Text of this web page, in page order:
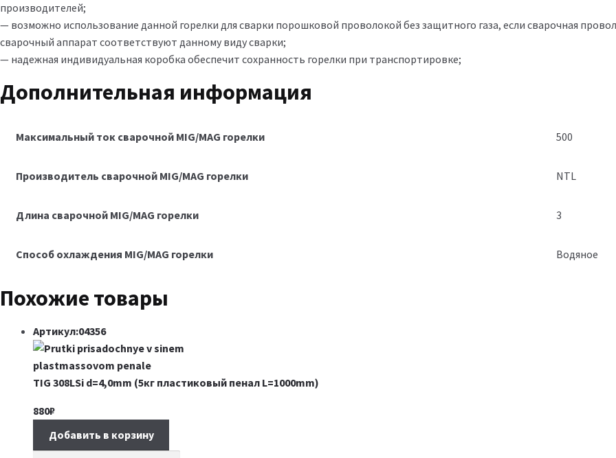
производителей;
— возможно использование данной горелки для сварки порошковой проволокой без защитного газа, если сварочная
сварочный аппарат соответствуют данному виду сварки;
— надежная индивидуальная коробка обеспечит сохранность горелки при транспортировке;
Дополнительная информация
Максимальный ток сварочной MIG/MAG горелки 500
Производитель сварочной MIG/MAG горелки NTL
Длина сварочной MIG/MAG горелки 3
Способ охлаждения MIG/MAG горелки Водяное
Похожие товары
Артикул:04356
TIG 308LSi d=4,0mm (5кг пластиковый пенал L=1000mm)
880₽
Добавить в корзину